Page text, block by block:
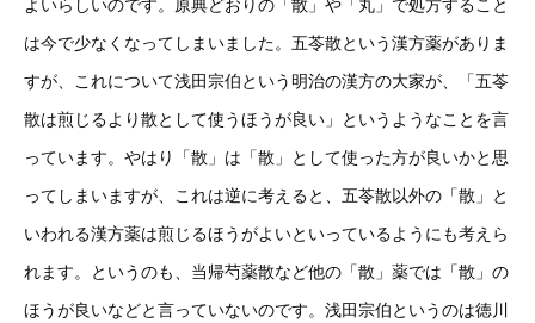
よいらしいのです。原典どおりの「散」や「丸」で処方すること
は今で少なくなってしまいました。五苓散という漢方薬がありま
すが、これについて浅田宗伯という明治の漢方の大家が、「五苓
散は煎じるより散として使うほうが良い」というようなことを言
っています。やはり「散」は「散」として使った方が良いかと思
ってしまいますが、これは逆に考えると、五苓散以外の「散」と
いわれる漢方薬は煎じるほうがよいといっているようにも考えら
れます。というのも、当帰芍薬散など他の「散」薬では「散」の
ほうが良いなどと言っていないのです。浅田宗伯というのは徳川